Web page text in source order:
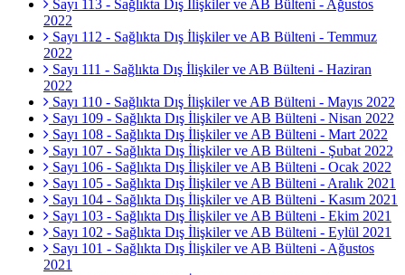
Sayı 113 - Sağlıkta Dış İlişkiler ve AB Bülteni - Ağustos
2022
Sayı 112 - Sağlıkta Dış İlişkiler ve AB Bülteni - Temmuz
2022
Sayı 111 - Sağlıkta Dış İlişkiler ve AB Bülteni - Haziran
2022
Sayı 110 - Sağlıkta Dış İlişkiler ve AB Bülteni - Mayıs 2022
Sayı 109 - Sağlıkta Dış İlişkiler ve AB Bülteni - Nisan 2022
Sayı 108 - Sağlıkta Dış İlişkiler ve AB Bülteni - Mart 2022
Sayı 107 - Sağlıkta Dış İlişkiler ve AB Bülteni - Şubat 2022
Sayı 106 - Sağlıkta Dış İlişkiler ve AB Bülteni - Ocak 2022
Sayı 105 - Sağlıkta Dış İlişkiler ve AB Bülteni - Aralık 2021
Sayı 104 - Sağlıkta Dış İlişkiler ve AB Bülteni - Kasım 2021
Sayı 103 - Sağlıkta Dış İlişkiler ve AB Bülteni - Ekim 2021
Sayı 102 - Sağlıkta Dış İlişkiler ve AB Bülteni - Eylül 2021
Sayı 101 - Sağlıkta Dış İlişkiler ve AB Bülteni - Ağustos
2021